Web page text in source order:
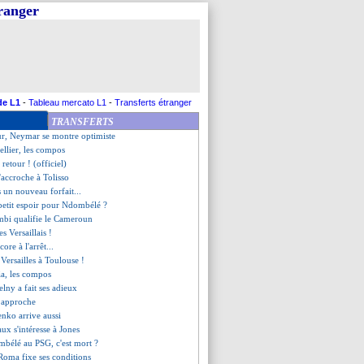
L1 - Tableau mercato L1 - Transferts étranger
TRANSFERTS
mais prêté (officiel)
superbe tifo du Vél' !
Reims !
Neymar se montre optimiste
les compos
retour ! (officiel)
à Tolisso
un nouveau forfait...
espoir pour Ndombélé ?
qualifie le Cameroun
Versaillais !
à l'arrêt...
à Toulouse !
les compos
a fait ses adieux
arrive aussi
s'intéresse à Jones
au PSG, c'est mort ?
fixe ses conditions